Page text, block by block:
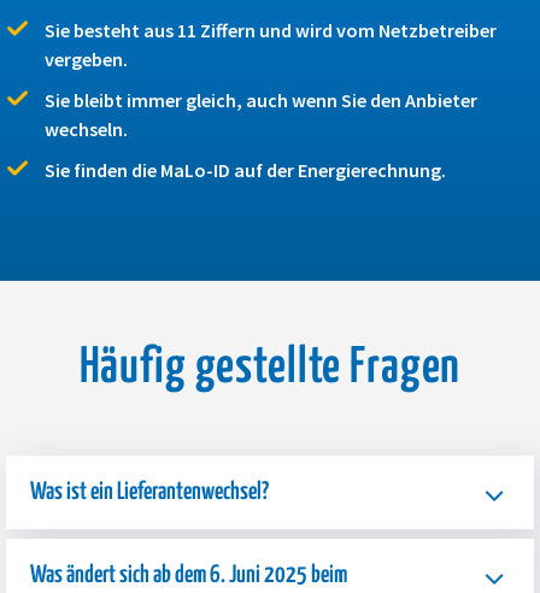
Sie besteht aus 11 Ziffern und wird vom Netzbetreiber
vergeben.
Sie bleibt immer gleich, auch wenn Sie den Anbieter
wechseln.
Sie finden die MaLo-ID auf der Energierechnung.
Häufig gestellte Fragen
Was ist ein Lieferantenwechsel?
Was ändert sich ab dem 6. Juni 2025 beim